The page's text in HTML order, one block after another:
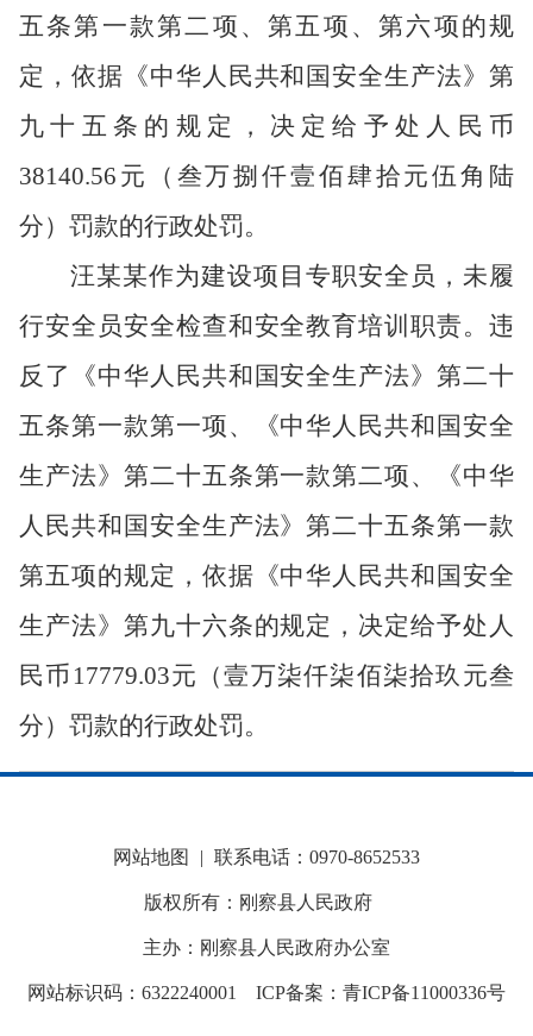
五条第一款第二项、第五项、第六项的规
定，依据《中华人民共和国安全生产法》第
九十五条的规定，决定给予处人民币
38140.56元（叁万捌仟壹佰肆拾元伍角陆
分）罚款的行政处罚。
汪某某作为建设项目专职安全员，未履
行安全员安全检查和安全教育培训职责。违
反了《中华人民共和国安全生产法》第二十
五条第一款第一项、《中华人民共和国安全
生产法》第二十五条第一款第二项、《中华
人民共和国安全生产法》第二十五条第一款
第五项的规定，依据《中华人民共和国安全
生产法》第九十六条的规定，决定给予处人
民币 17779.03元（壹万柒仟柒佰柒拾玖元叁
分）罚款的行政处罚。
网站地图 | 联系电话：0970-8652533
版权所有：刚察县人民政府
主办：刚察县人民政府办公室
网站标识码：6322240001 ICP备案：青ICP备11000336号